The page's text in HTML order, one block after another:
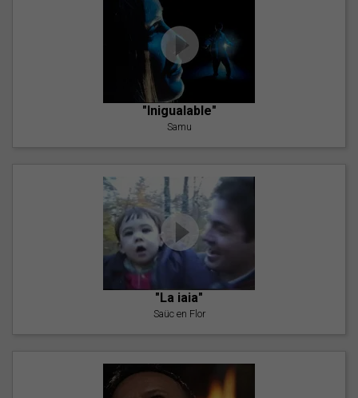
"Inigualable"
Samu
"La iaia"
Saüc en Flor